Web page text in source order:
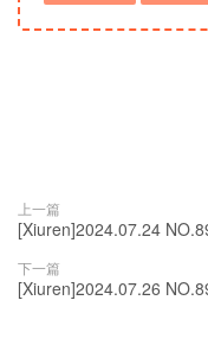
上一篇
[Xiuren]2024.07.24
下一篇
[Xiuren]2024.07.26